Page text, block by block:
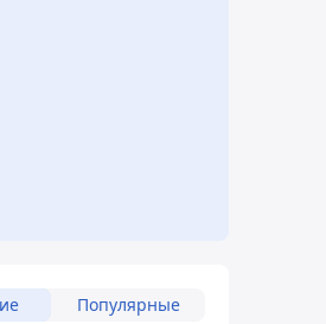
Популярные